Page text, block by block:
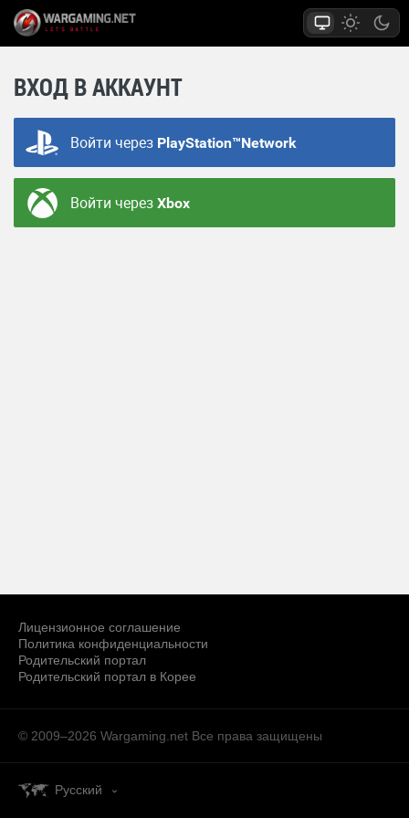
ВХОД В АККАУНТ
Войти через PlayStation™Network
Войти черезXbox
Лицензионное соглашение
Политика конфиденциальности
Родительский портал
Родительский портал в Корее
© 2009–2026 Wargaming.net Все права защищены
Русский